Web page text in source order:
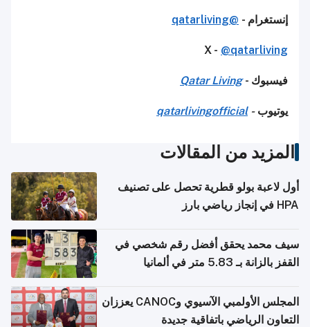
إنستغرام - @qatarliving
X - @qatarliving
فيسبوك -Qatar Living
يوتيوب-
qatarlivingofficial
المزيد من المقالات
أول لاعبة بولو قطرية تحصل على تصنيف
HPA في إنجاز رياضي بارز
سيف محمد يحقق أفضل رقم شخصي في
القفز بالزانة بـ 5.83 متر في ألمانيا
المجلس الأولمبي الآسيوي وCANOC يعززان
التعاون الرياضي باتفاقية جديدة